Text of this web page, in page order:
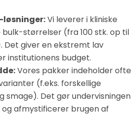
løsninger:Vi leverer i kliniske
størrelser (fra 100 stk. op til
Det giver en ekstremt lav
institutionens budget.
Vores pakker indeholder ofte
(f.eks. forskellige
smage). Det gør undervisningen
afmystificerer brugen af